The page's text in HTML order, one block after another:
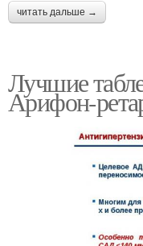
читать дальше →
Лучшие
Арифон-